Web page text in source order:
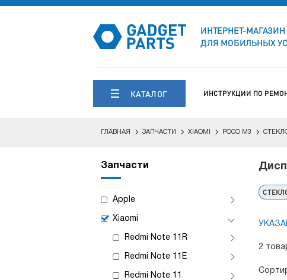
ИНТЕРНЕТ-
ДЛЯ МОБИЛЬНЫХ
КАТАЛОГ ИНСТРУКЦИИ ПО
ГЛАВНАЯ ЗАПЧАСТИ XIAOMI POCO M3
Запчасти
Apple
Xiaomi
Redmi Note 11R
Redmi Note 11E
Redmi Note 11
2